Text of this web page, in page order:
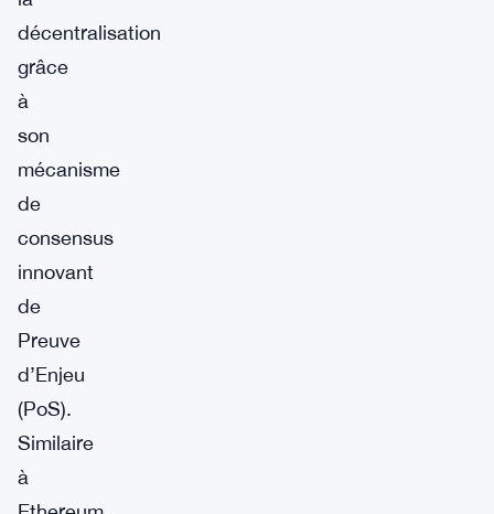
décentralisation
grâce
à
son
mécanisme
de
consensus
innovant
de
Preuve
d’Enjeu
(PoS).
Similaire
à